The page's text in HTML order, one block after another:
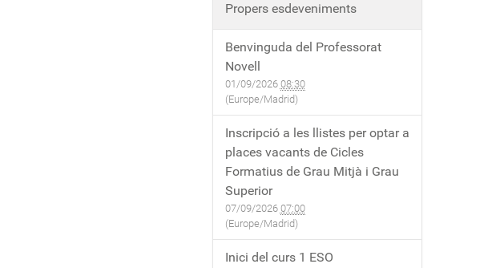
Propers esdeveniments
Benvinguda del Professorat
Novell
01/09/2026 08:30
(Europe/Madrid)
Inscripció a les llistes per optar a
places vacants de Cicles
Formatius de Grau Mitjà i Grau
Superior
07/09/2026 07:00
(Europe/Madrid)
Inici del curs 1 ESO